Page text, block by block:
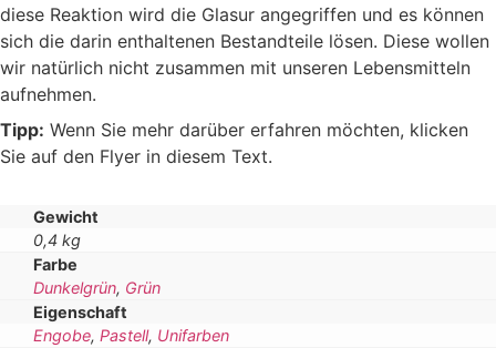
diese Reaktion wird die Glasur angegriffen und es können
sich die darin enthaltenen Bestandteile lösen. Diese wollen
wir natürlich nicht zusammen mit unseren Lebensmitteln
aufnehmen.
Tipp: Wenn Sie mehr darüber erfahren möchten, klicken
Sie auf den Flyer in diesem Text.
Gewicht
0,4 kg
Farbe
Dunkelgrün, Grün
Eigenschaft
Engobe, Pastell, Unifarben